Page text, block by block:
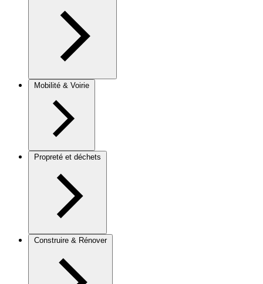
Mobilité & Voirie
Propreté et déchets
Construire & Rénover